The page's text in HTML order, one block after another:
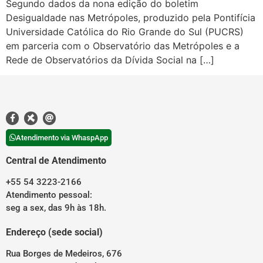
Segundo dados da nona edição do boletim
Desigualdade nas Metrópoles, produzido pela Pontifícia
Universidade Católica do Rio Grande do Sul (PUCRS)
em parceria com o Observatório das Metrópoles e a
Rede de Observatórios da Dívida Social na […]
Atendimento via WhaspApp
Central de Atendimento
+55 54 3223-2166
Atendimento pessoal:
seg a sex, das 9h às 18h.
Endereço (sede social)
Rua Borges de Medeiros, 676